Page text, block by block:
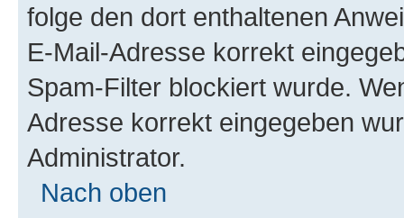
folge den dort enthaltenen
E-Mail-Adresse korrekt
Spam-Filter blockiert wurde.
Adresse korrekt eingegeben
Administrator.
Nach oben